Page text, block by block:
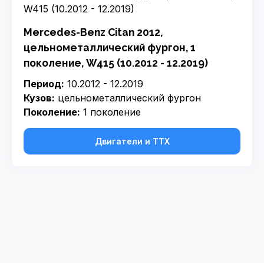
Mercedes-Benz Citan 2012,
цельнометаллический фургон, 1
поколение, W415 (10.2012 - 12.2019)
Период: 10.2012 - 12.2019
Кузов: цельнометаллический фургон
Поколение: 1 поколение
Двигатели и ТТХ